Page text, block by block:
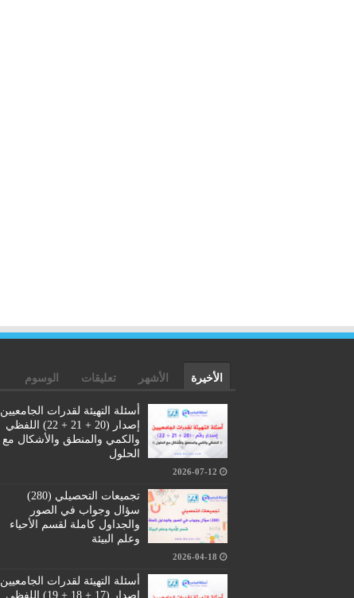
الأخيرة الأشهر تعليقات الوسوم
أسئلة التهيئة لقدرات الجامعيين
إصدار (20 + 21 + 22) اللفظي
والكمي والمنطق والأشكال مع
الحلول
2026-07-12
تجميعات التحصيلي (280)
سؤال وجواب في الصور
والجداول كاملة لقسم الأحياء
وعلم البيئة
2026-04-18
أسئلة التهيئة لقدرات الجامعيين
إصدار (17 + 18 + 19) اللفظي